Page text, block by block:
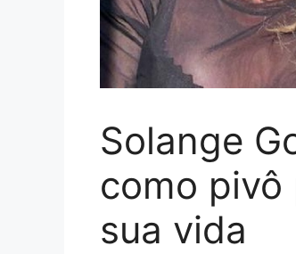
Solange
como pivô
sua vida